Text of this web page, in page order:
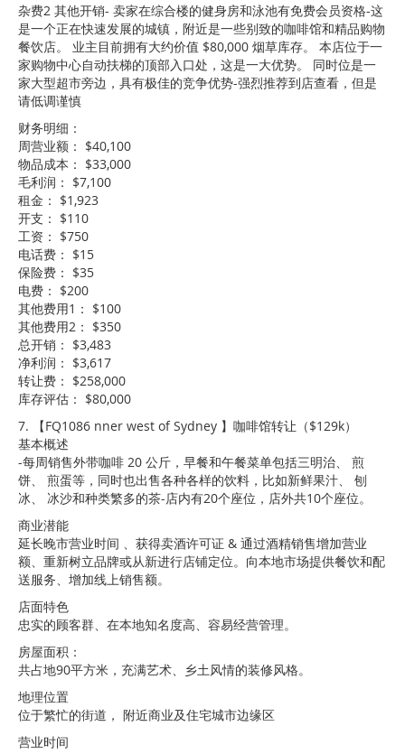
杂费2 其他开销- 卖家在综合楼的健身房和泳池有免费会员资格-这
是一个正在快速发展的城镇，附近是一些别致的咖啡馆和精品购物
餐饮店。 业主目前拥有大约价值 $80,000 烟草库存。 本店位于一
家购物中心自动扶梯的顶部入口处，这是一大优势。 同时位是一
家大型超市旁边，具有极佳的竞争优势-强烈推荐到店查看，但是
请低调谨慎
财务明细：
周营业额： $40,100
物品成本： $33,000
毛利润： $7,100
租金： $1,923
开支： $110
工资： $750
电话费： $15
保险费： $35
电费： $200
其他费用1： $100
其他费用2： $350
总开销： $3,483
净利润： $3,617
转让费： $258,000
库存评估： $80,000
7. 【FQ1086 nner west of Sydney 】咖啡馆转让（$129k）
基本概述
-每周销售外带咖啡 20 公斤，早餐和午餐菜单包括三明治、 煎
饼、 煎蛋等，同时也出售各种各样的饮料，比如新鲜果汁、 刨
冰、 冰沙和种类繁多的茶-店内有20个座位，店外共10个座位。
商业潜能
延长晚市营业时间 、获得卖酒许可证 & 通过酒精销售增加营业
额、重新树立品牌或从新进行店铺定位。向本地市场提供餐饮和配
送服务、增加线上销售额。
店面特色
忠实的顾客群、在本地知名度高、容易经营管理。
房屋面积：
共占地90平方米，充满艺术、乡土风情的装修风格。
地理位置
位于繁忙的街道， 附近商业及住宅城市边缘区
营业时间